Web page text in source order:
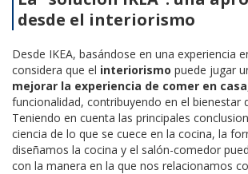
desde el interiorismo
Desde IKEA, basándose en una experiencia
considera que el interiorismo puede jugar
mejorar la experiencia de comer en casa
funcionalidad, contribuyendo en el bienestar
Teniendo en cuenta las principales
ciencia de lo que se cuece en la cocina, la
diseñamos la cocina y el salón-comedor
con la manera en la que nos relacionamos